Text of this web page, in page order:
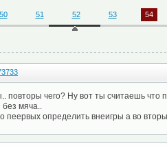
50 51 52 53 54
повторы чего? Ну вот ты считаешь что
без мяча..
пеервых определить внеигры а во